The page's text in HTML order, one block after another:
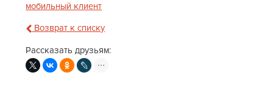
мобильный клиент
Возврат к списку
Рассказать друзьям: